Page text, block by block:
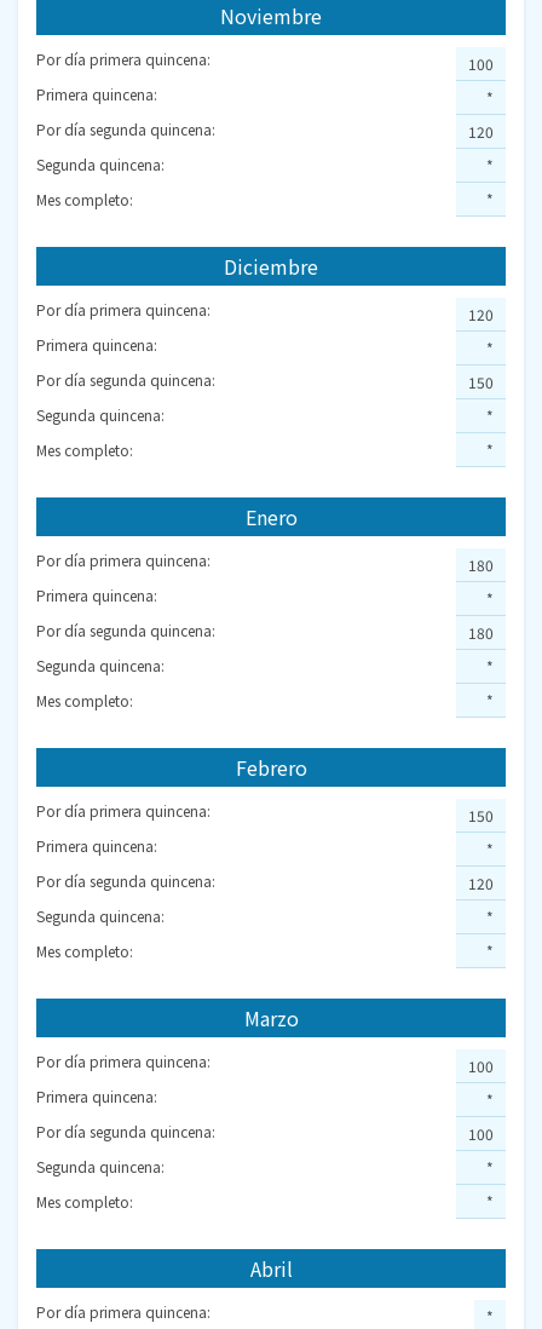
Noviembre
Por día primera quincena:
Primera quincena:
Por día segunda quincena:
Segunda quincena:
Mes completo:
100
*
120
*
*
Diciembre
Por día primera quincena:
Primera quincena:
Por día segunda quincena:
Segunda quincena:
Mes completo:
120
*
150
*
*
Enero
Por día primera quincena:
Primera quincena:
Por día segunda quincena:
Segunda quincena:
Mes completo:
180
*
180
*
*
Febrero
Por día primera quincena:
Primera quincena:
Por día segunda quincena:
Segunda quincena:
Mes completo:
150
*
120
*
*
Marzo
Por día primera quincena:
Primera quincena:
Por día segunda quincena:
Segunda quincena:
Mes completo:
100
*
100
*
*
Abril
Por día primera quincena:
*